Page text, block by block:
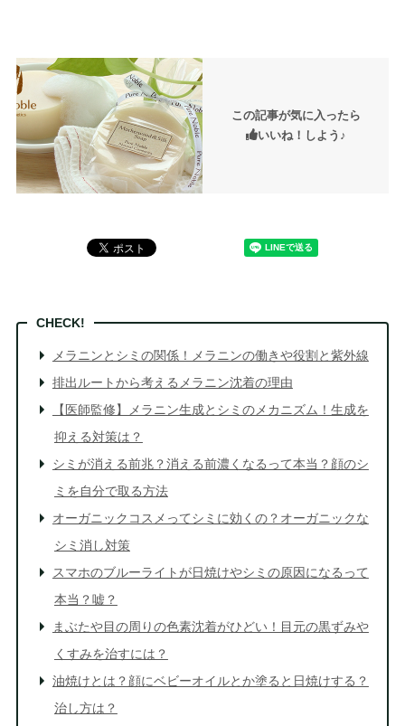
この記事が気に入ったら
いいね！しよう♪
メラニンとシミの関係！メラニンの働きや役割と紫外線
排出ルートから考えるメラニン沈着の理由
【医師監修】メラニン生成とシミのメカニズム！生成を
抑える対策は？
シミが消える前兆？消える前濃くなるって本当？顔のシ
ミを自分で取る方法
オーガニックコスメってシミに効くの？オーガニックな
シミ消し対策
スマホのブルーライトが日焼けやシミの原因になるって
本当？嘘？
まぶたや目の周りの色素沈着がひどい！目元の黒ずみや
くすみを治すには？
油焼けとは？顔にベビーオイルとか塗ると日焼けする？
治し方は？